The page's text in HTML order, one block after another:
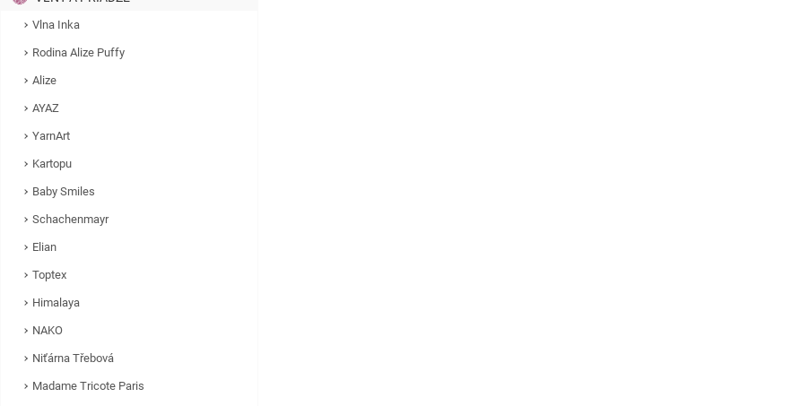
Vlna Inka
Rodina Alize Puffy
Alize
AYAZ
YarnArt
Kartopu
Baby Smiles
Schachenmayr
Elian
Toptex
Himalaya
NAKO
Niťárna Třebová
Madame Tricote Paris